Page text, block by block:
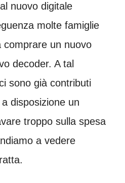
nuovo digitale
molte famiglie
un nuovo
decoder. A tal
sono già contributi
disposizione un
troppo sulla spesa
a vedere